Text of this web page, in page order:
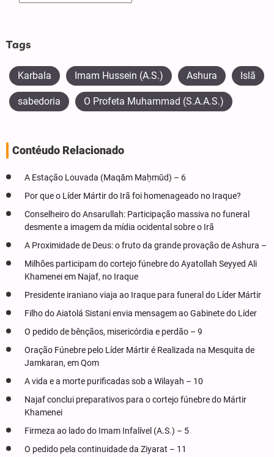
Tags
Karbala Imam Hussein (A.S.) Ashura Islã
sabedoria O Profeta Muhammad (S.A.A.S.)
Contéudo Relacionado
A Estação Louvada (Maqām Maḥmūd) – 6
Por que o Líder Mártir do Irã foi homenageado no Iraque?
Conselheiro do Ansarullah: Participação massiva no funeral
desmente a imagem da mídia ocidental sobre o Irã
A Proximidade de Deus: o fruto da grande provação de Ashura –
Milhões participam do cortejo fúnebre do Ayatollah Seyyed Ali
Khamenei em Najaf, no Iraque
Presidente iraniano viaja ao Iraque para funeral do Líder Mártir
Filho do Aiatolá Sistani envia mensagem ao Gabinete do Líder
O pedido de bênçãos, misericórdia e perdão – 9
Oração Fúnebre pelo Líder Mártir é Realizada na Mesquita de
Jamkaran, em Qom
A vida e a morte purificadas sob a Wilayah – 10
Najaf conclui preparativos para o cortejo fúnebre do Mártir
Khamenei
Firmeza ao lado do Imam Infalível (A.S.) – 5
O pedido pela continuidade da Ziyarat – 11